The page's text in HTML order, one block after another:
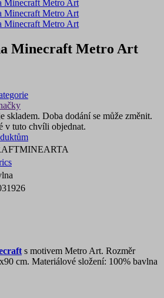
Minecraft Metro Art
skladem. Doba dodání se může změnit.
v tuto chvíli objednat.
s motivem Metro Art. Rozměr
cm. Materiálové složení: 100% bavlna